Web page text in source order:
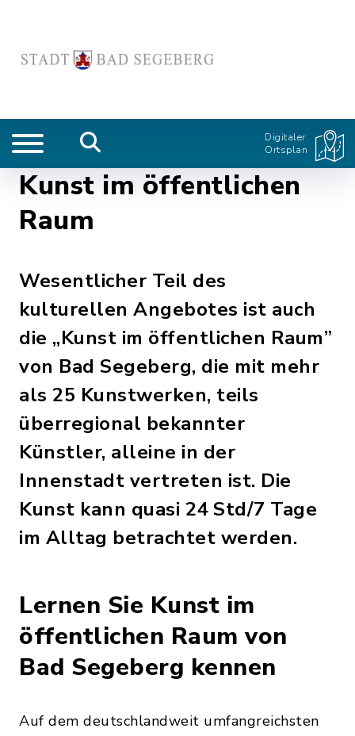
Digitaler
Ortsplan
Kunst im öffentlichen
Raum
Wesentlicher Teil des
kulturellen Angebotes ist auch
die „Kunst im öffentlichen Raum”
von Bad Segeberg, die mit mehr
als 25 Kunstwerken, teils
überregional bekannter
Künstler, alleine in der
Innenstadt vertreten ist. Die
Kunst kann quasi 24 Std/7 Tage
im Alltag betrachtet werden.
Lernen Sie Kunst im
öffentlichen Raum von
Bad Segeberg kennen
Auf dem deutschlandweit umfangreichsten